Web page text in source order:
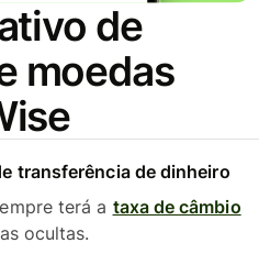
de
moedas
transferência de dinheiro
terá a taxa de câmbio
ocultas.